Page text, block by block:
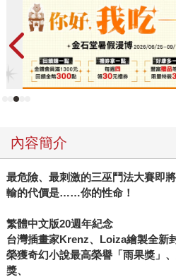
內容簡介
最危險、最刺激的三巫鬥法大賽即將
輸的代價是……你的性命！
繁體中文版20週年紀念
台灣插畫家Krenz、Loiza繪製全新
榮獲奇幻小說最高榮譽「雨果獎」
獎、